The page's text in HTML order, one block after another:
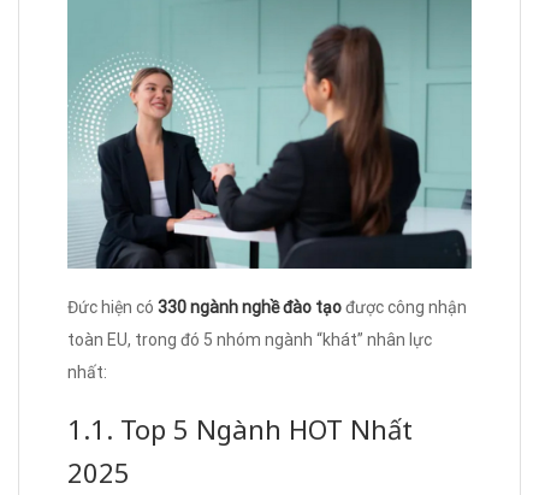
Đức hiện có 330 ngành nghề đào tạođược công nhận
toàn EU, trong đó 5 nhóm ngành “khát” nhân lực
nhất:
1.1. Top 5 Ngành HOT Nhất
2025